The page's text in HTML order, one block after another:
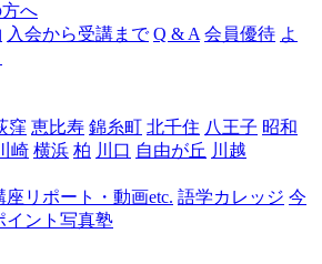
へ
入会から受講まで Q & A 会員優待 よ
窪 恵比寿 錦糸町 北千住 八王子 昭和
崎 横浜 柏 川口 自由が丘 川越
座リポート・動画etc. 語学カレッジ 今
イント写真塾